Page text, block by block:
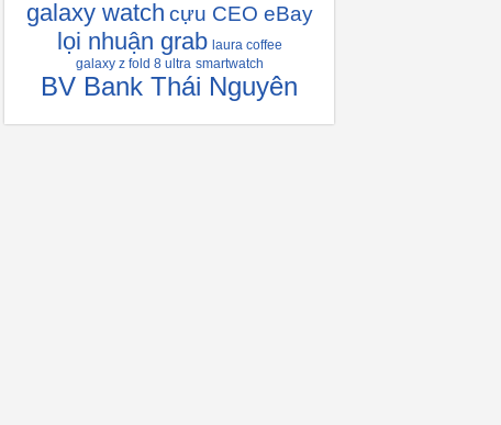
galaxy watch cựu CEO eBay
lọi nhuận grab laura coffee
galaxy z fold 8 ultra smartwatch
BV Bank Thái Nguyên